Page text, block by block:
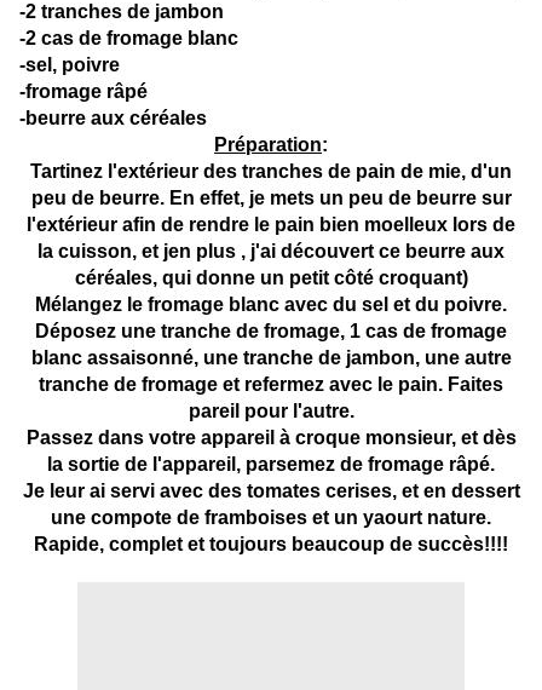
-2 tranches de jambon
-2 cas de fromage blanc
-sel, poivre
-fromage râpé
-beurre aux céréales
Préparation:
Tartinez l'extérieur des tranches de pain de mie, d'un
peu de beurre. En effet, je mets un peu de beurre sur
l'extérieur afin de rendre le pain bien moelleux lors de
la cuisson, et jen plus , j'ai découvert ce beurre aux
céréales, qui donne un petit côté croquant)
Mélangez le fromage blanc avec du sel et du poivre.
Déposez une tranche de fromage, 1 cas de fromage
blanc assaisonné, une tranche de jambon, une autre
tranche de fromage et refermez avec le pain. Faites
pareil pour l'autre.
Passez dans votre appareil à croque monsieur, et dès
la sortie de l'appareil, parsemez de fromage râpé.
Je leur ai servi avec des tomates cerises, et en dessert
une compote de framboises et un yaourt nature.
Rapide, complet et toujours beaucoup de succès!!!!